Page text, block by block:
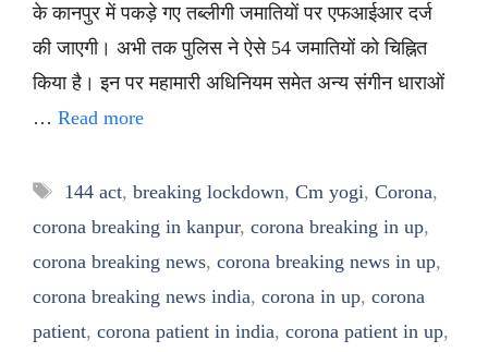
के कानपुर में पकड़े गए तब्लीगी जमातियों पर एफआईआर दर्ज
की जाएगी। अभी तक पुलिस ने ऐसे 54 जमातियों को चिह्नित
किया है। इन पर महामारी अधिनियम समेत अन्य संगीन धाराओं
… Read more
Tags
144 act, breaking lockdown, Cm yogi, Corona,
corona breaking in kanpur, corona breaking in up,
corona breaking news, corona breaking news in up,
corona breaking news india, corona in up, corona
patient, corona patient in india, corona patient in up,